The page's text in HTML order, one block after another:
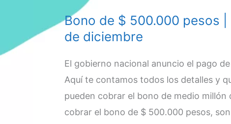
Quienes
y
pueden
cobrar
en
diciembre
Bono de $ 500.000 pesos
de diciembre
El gobierno nacional anuncio el pago
Aquí te contamos todos los detalles y
pueden cobrar el bono de medio millón
cobrar el bono de $ 500.000 pesos, son